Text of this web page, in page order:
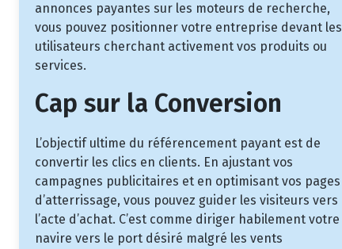
annonces payantes sur les moteurs de recherche,
vous pouvez positionner votre entreprise devant les
utilisateurs cherchant activement vos produits ou
services.
Cap sur la Conversion
L’objectif ultime du référencement payant est de
convertir les clics en clients. En ajustant vos
campagnes publicitaires et en optimisant vos pages
d’atterrissage, vous pouvez guider les visiteurs vers
l’acte d’achat. C’est comme diriger habilement votre
navire vers le port désiré malgré les vents